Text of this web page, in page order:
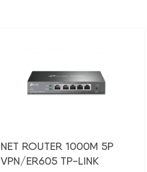
NET ROUTER 1000M 5P
VPN/ER605 TP-LINK